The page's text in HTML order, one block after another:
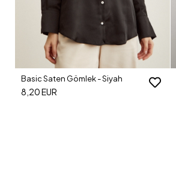
Basic Saten Gömlek - Siyah
8,20 EUR